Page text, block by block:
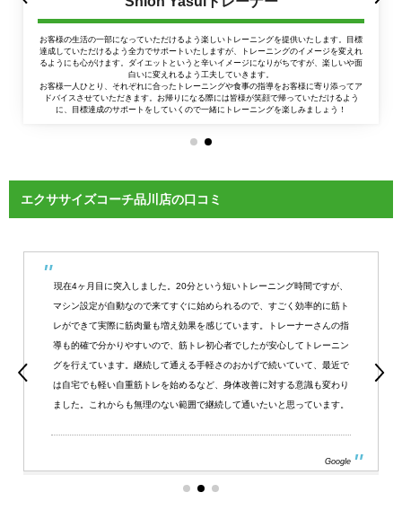
お客様の生活の一部になっていただけるよう楽しいトレーニングを提供いたします。目標
達成していただけるよう全力でサポートいたしますが、トレーニングのイメージを変えれ
るようにも心がけます。ダイエットというと辛いイメージになりがちですが、楽しいや面
白いに変えれるよう工夫していきます。
お客様一人ひとり、それぞれに合ったトレーニングや食事の指導をお客様に寄り添ってア
ドバイスさせていただきます。お帰りになる際には皆様が笑顔で帰っていただけるよう
に、目標達成のサポートをしていくので一緒にトレーニングを楽しみましょう！
エクササイズコーチ品川店の口コミ
現在4ヶ月目に突入しました。20分という短いトレーニング時間ですが、
マシン設定が自動なので来てすぐに始められるので、すごく効率的に筋ト
レができて実際に筋肉量も増え効果を感じています。トレーナーさんの指
導も的確で分かりやすいので、筋トレ初心者でしたが安心してトレーニン
グを行えています。継続して通える手軽さのおかげで続いていて、最近で
は自宅でも軽い自重筋トレを始めるなど、身体改善に対する意識も変わり
ました。これからも無理のない範囲で継続して通いたいと思っています。
Google